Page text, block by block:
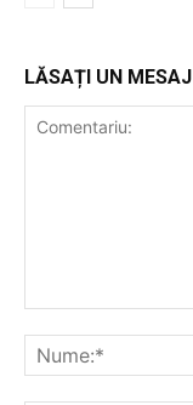
LĂSAȚI UN MESAJ